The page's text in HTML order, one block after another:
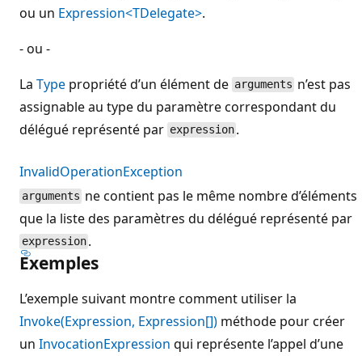
ou un Expression<TDelegate>.
- ou -
La Type propriété d’un élément de arguments n’est pas
assignable au type du paramètre correspondant du
délégué représenté par expression .
InvalidOperationException
arguments ne contient pas le même nombre d’éléments
que la liste des paramètres du délégué représenté par
expression .
Exemples
L’exemple suivant montre comment utiliser la
Invoke(Expression, Expression[]) méthode pour créer
un InvocationExpression qui représente l’appel d’une